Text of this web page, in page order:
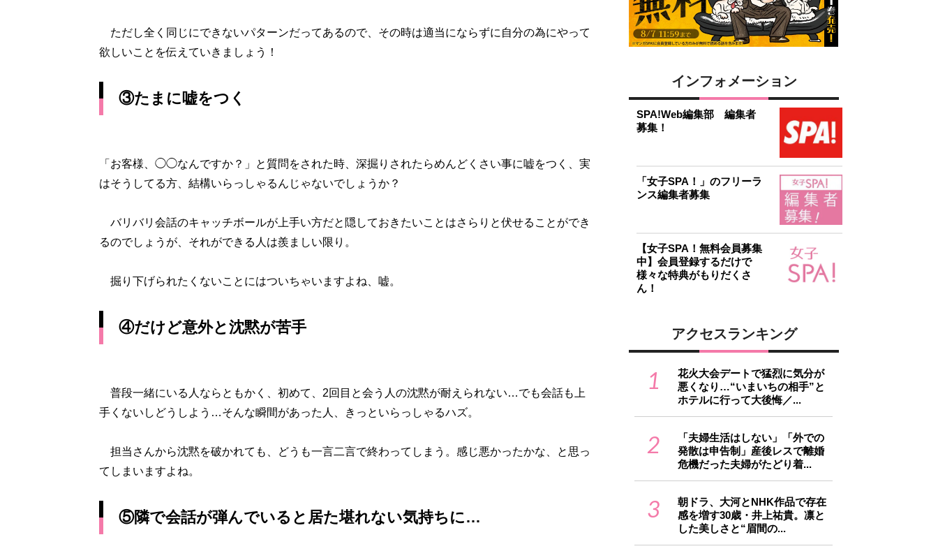
ただし全く同じにできないパターンだってあるので、その時は適当にならずに自分の為にやって
欲しいことを伝えていきましょう！
③たまに嘘をつく
「お客様、◯◯なんですか？」と質問をされた時、深掘りされたらめんどくさい事に嘘をつく、実
はそうしてる方、結構いらっしゃるんじゃないでしょうか？
バリバリ会話のキャッチボールが上手い方だと隠しておきたいことはさらりと伏せることができ
るのでしょうが、それができる人は羨ましい限り。
掘り下げられたくないことにはついちゃいますよね、嘘。
④だけど意外と沈黙が苦手
普段一緒にいる人ならともかく、初めて、2回目と会う人の沈黙が耐えられない…でも会話も上
手くないしどうしよう…そんな瞬間があった人、きっといらっしゃるハズ。
担当さんから沈黙を破かれても、どうも一言二言で終わってしまう。感じ悪かったかな、と思っ
てしまいますよね。
⑤隣で会話が弾んでいると居た堪れない気持ちに…
インフォメーション
SPA!Web編集部 編集者
募集！
「女子SPA！」のフリーラ
ンス編集者募集
【女子SPA！無料会員募集
中】会員登録するだけで
様々な特典がもりだくさ
ん！
アクセスランキング
1
花火大会デートで猛烈に気分が
悪くなり…“いまいちの相手”と
ホテルに行って大後悔／...
2
「夫婦生活はしない」「外での
発散は申告制」産後レスで離婚
危機だった夫婦がたどり着...
3
朝ドラ、大河とNHK作品で存在
感を増す30歳・井上祐貴。凛と
した美しさと“眉間の...